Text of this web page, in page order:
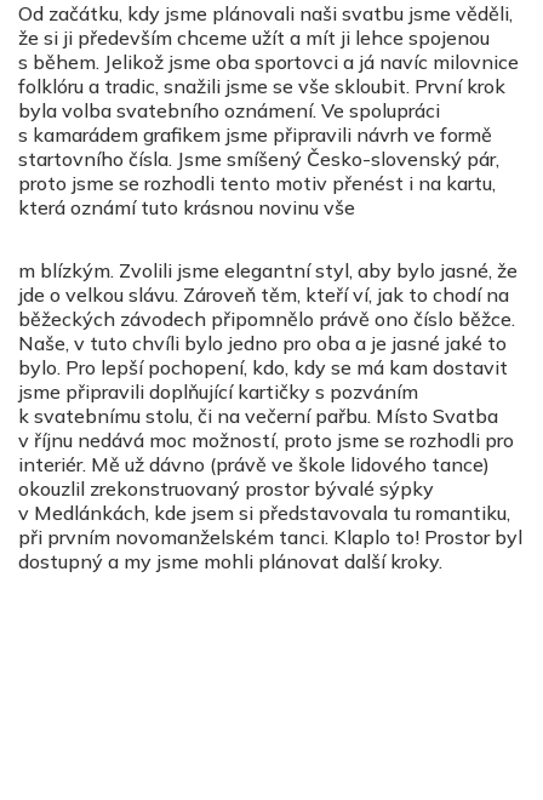
Od začátku, kdy jsme plánovali naši svatbu jsme věděli,
že si ji především chceme užít a mít ji lehce spojenou
s během. Jelikož jsme oba sportovci a já navíc milovnice
folklóru a tradic, snažili jsme se vše skloubit. První krok
byla volba svatebního oznámení. Ve spolupráci
s kamarádem grafikem jsme připravili návrh ve formě
startovního čísla. Jsme smíšený Česko-slovenský pár,
proto jsme se rozhodli tento motiv přenést i na kartu,
která oznámí tuto krásnou novinu vše
m blízkým. Zvolili jsme elegantní styl, aby bylo jasné, že
jde o velkou slávu. Zároveň těm, kteří ví, jak to chodí na
běžeckých závodech připomnělo právě ono číslo běžce.
Naše, v tuto chvíli bylo jedno pro oba a je jasné jaké to
bylo. Pro lepší pochopení, kdo, kdy se má kam dostavit
jsme připravili doplňující kartičky s pozváním
k svatebnímu stolu, či na večerní pařbu. Místo Svatba
v říjnu nedává moc možností, proto jsme se rozhodli pro
interiér. Mě už dávno (právě ve škole lidového tance)
okouzlil zrekonstruovaný prostor bývalé sýpky
v Medlánkách, kde jsem si představovala tu romantiku,
při prvním novomanželském tanci. Klaplo to! Prostor byl
dostupný a my jsme mohli plánovat další kroky.